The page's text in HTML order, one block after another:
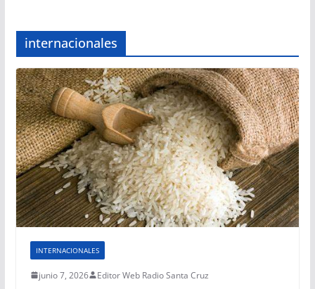
internacionales
INTERNACIONALES
junio 7, 2026 Editor Web Radio Santa Cruz